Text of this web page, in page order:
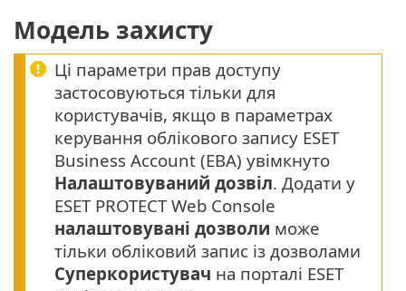
Модель захисту
Ці параметри прав доступу
застосовуються тільки для
користувачів, якщо в параметрах
керування облікового запису ESET
Business Account (EBA) увімкнуто
Налаштовуваний дозвіл. Додати у
ESET PROTECT Web Console
налаштовувані дозволи може
тільки обліковий запис із дозволами
Суперкористувач на порталі ESET